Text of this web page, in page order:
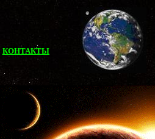
КОНТАКТЫ